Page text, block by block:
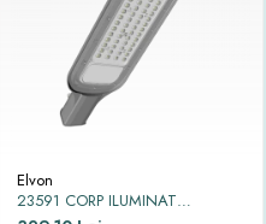
Elvon
23591 CORP ILUMINAT